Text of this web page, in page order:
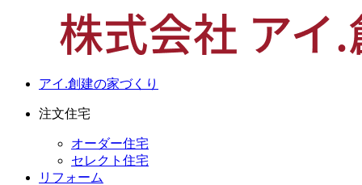
アイ.創建の家づくり
注文住宅
オーダー住宅
セレクト住宅
リフォーム